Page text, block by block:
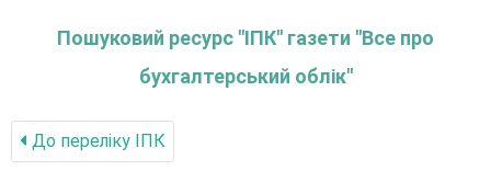
Пошуковий ресурс "ІПК" газети "Все про
бухгалтерський облік"
До переліку IПК